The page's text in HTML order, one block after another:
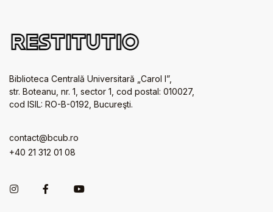
Biblioteca Centrală Universitară „Carol I”,
str. Boteanu, nr. 1, sector 1, cod postal: 010027,
cod ISIL: RO-B-0192, Bucureşti.
contact@bcub.ro
+40 21 312 01 08